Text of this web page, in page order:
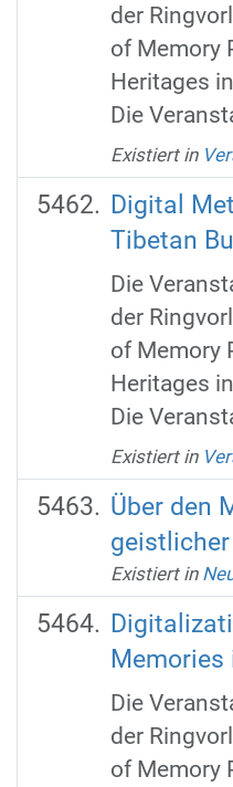
der
of Memory
Heritages
Die
Existiert in
Digital
Tibetan
Die
der
of Memory
Heritages
Die
Existiert in
Über den
Existiert in
Memories
Die
der
of Memory